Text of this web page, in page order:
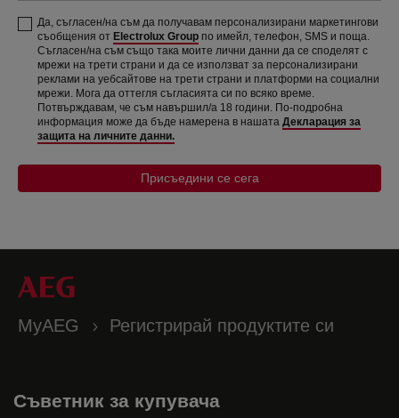
Да, съгласен/на съм да получавам персонализирани маркетингови
съобщения от Electrolux Group по имейл, телефон, SMS и поща.
Съгласен/на съм също така моите лични данни да се споделят с
мрежи на трети страни и да се използват за персонализирани
реклами на уебсайтове на трети страни и платформи на социални
мрежи. Мога да оттегля съгласията си по всяко време.
Потвърждавам, че съм навършил/а 18 години. По-подробна
информация може да бъде намерена в нашата Декларация за
защита на личните данни.
Присъедини се сега
MyAEG Регистрирай продуктите си
Съветник за купувача